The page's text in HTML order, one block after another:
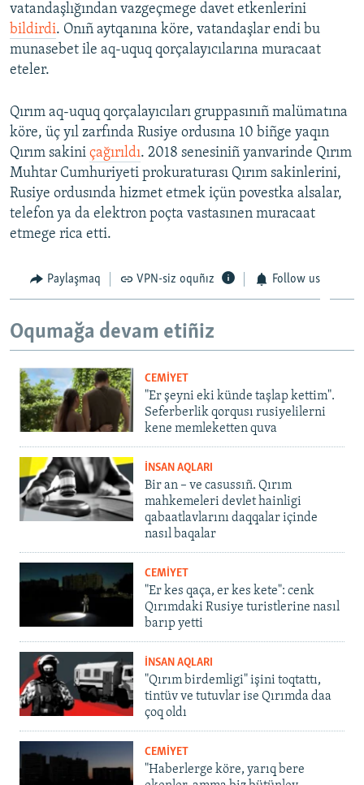
vatandaşlığından vazgeçmege davet etkenlerini
bildirdi. Onıñ aytqanına köre, vatandaşlar endi bu
munasebet ile aq-uquq qorçalayıcılarına muracaat
eteler.
Qırım aq-uquq qorçalayıcıları gruppasınıñ malümatına
köre, üç yıl zarfında Rusiye ordusına 10 biñge yaqın
Qırım sakini çağırıldı. 2018 senesiniñ yanvarinde Qırım
Muhtar Cumhuriyeti prokuraturası Qırım sakinlerini,
Rusiye ordusında hizmet etmek içün povestka alsalar,
telefon ya da elektron poçta vastasınen muracaat
etmege rica etti.
Paylaşmaq VPN-siz oquñız Follow us
Oqumağa devam etiñiz
CEMİYET
"Er şeyni eki künde taşlap kettim".
Seferberlik qorqusı rusiyelilerni
kene memleketten quva
İNSAN AQLARI
Bir an – ve casussıñ. Qırım
mahkemeleri devlet hainligi
qabaatlavlarını daqqalar içinde
nasıl baqalar
CEMİYET
"Er kes qaça, er kes kete": cenk
Qırımdaki Rusiye turistlerine nasıl
barıp yetti
İNSAN AQLARI
"Qırım birdemligi" işini toqtattı,
tintüv ve tutuvlar ise Qırımda daa
çoq oldı
CEMİYET
"Haberlerge köre, yarıq bere